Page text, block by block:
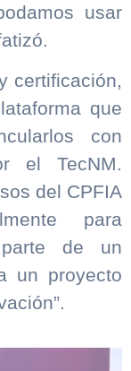
usar
certificación,
que
con
el TecNM.
del CPFIA
para
parte de un
un proyecto